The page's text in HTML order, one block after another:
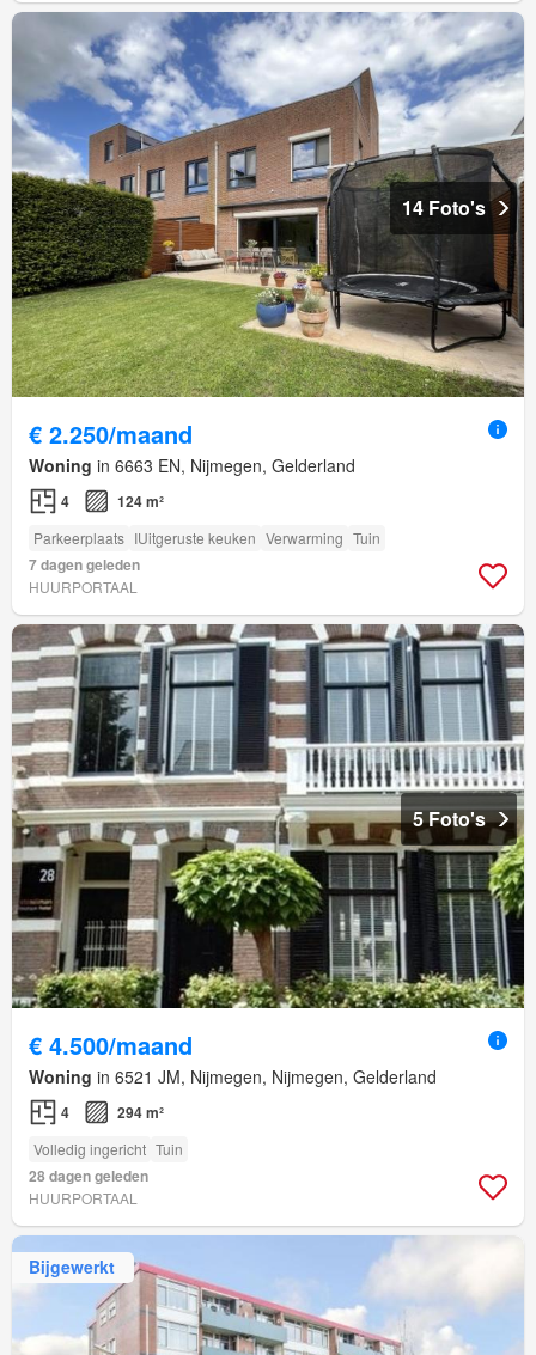
14 Foto's
€ 2.250/maand
Woning in 6663 EN, Nijmegen, Gelderland
4 124 m²
Parkeerplaats IUitgeruste keuken Verwarming Tuin
7 dagen geleden
HUURPORTAAL
5 Foto's
€ 4.500/maand
Woning in 6521 JM, Nijmegen, Nijmegen, Gelderland
4 294 m²
Volledig ingericht Tuin
28 dagen geleden
HUURPORTAAL
Bijgewerkt